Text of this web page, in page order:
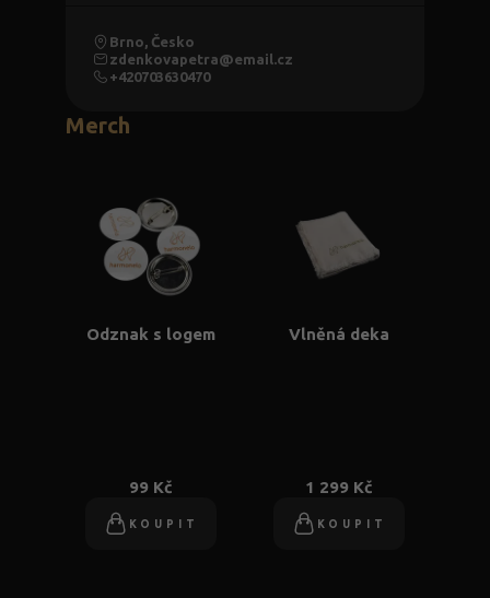
Brno, Česko
zdenkovapetra@email.cz
+420703630470
Merch
Odznak s logem
99 Kč
KOUPIT
Vlněná deka
1 299 Kč
KOUPIT